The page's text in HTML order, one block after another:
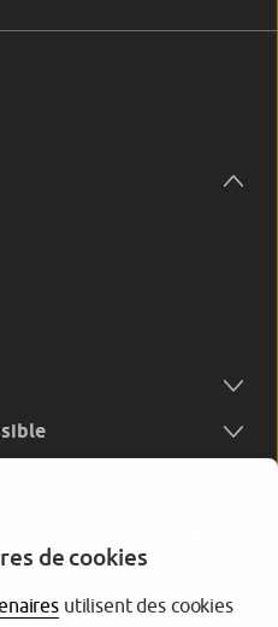
de cookies
utilisent des cookies